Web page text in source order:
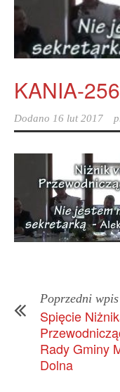
KANIA-
Dodano 16 lut 2017
Poprzedni wpis
Spięcie
Rady Gminy
Dolna